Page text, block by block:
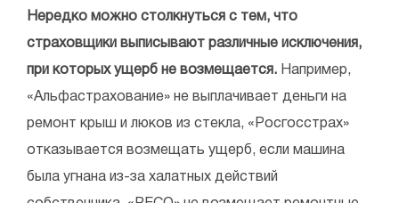
Нередко можно столкнуться с тем, что
страховщики выписывают различные исключения,
при которых ущерб не возмещается. Например,
«Альфастрахование» не выплачивает деньги на
ремонт крыш и люков из стекла, «Росгосстрах»
отказывается возмещать ущерб, если машина
была угнана из-за халатных действий